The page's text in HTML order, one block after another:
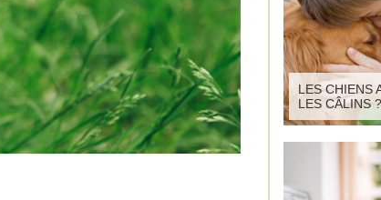
LES CHIENS
LES CÂLINS ?